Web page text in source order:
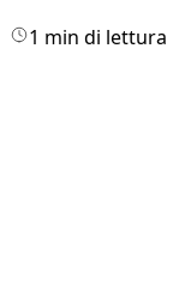
1 min di lettura